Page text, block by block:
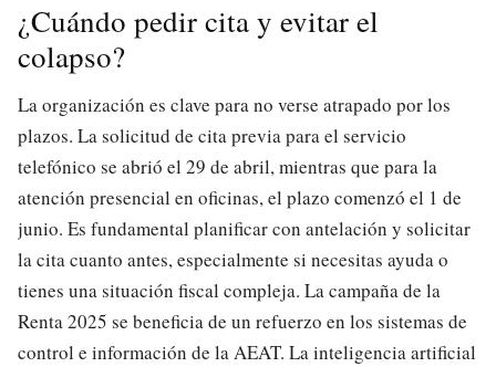
¿Cuándo pedir cita y evitar el
colapso?
La organización es clave para no verse atrapado por los
plazos. La solicitud de cita previa para el servicio
telefónico se abrió el 29 de abril, mientras que para la
atención presencial en oficinas, el plazo comenzó el 1 de
junio. Es fundamental planificar con antelación y solicitar
la cita cuanto antes, especialmente si necesitas ayuda o
tienes una situación fiscal compleja. La campaña de la
Renta 2025 se beneficia de un refuerzo en los sistemas de
control e información de la AEAT. La inteligencia artificial